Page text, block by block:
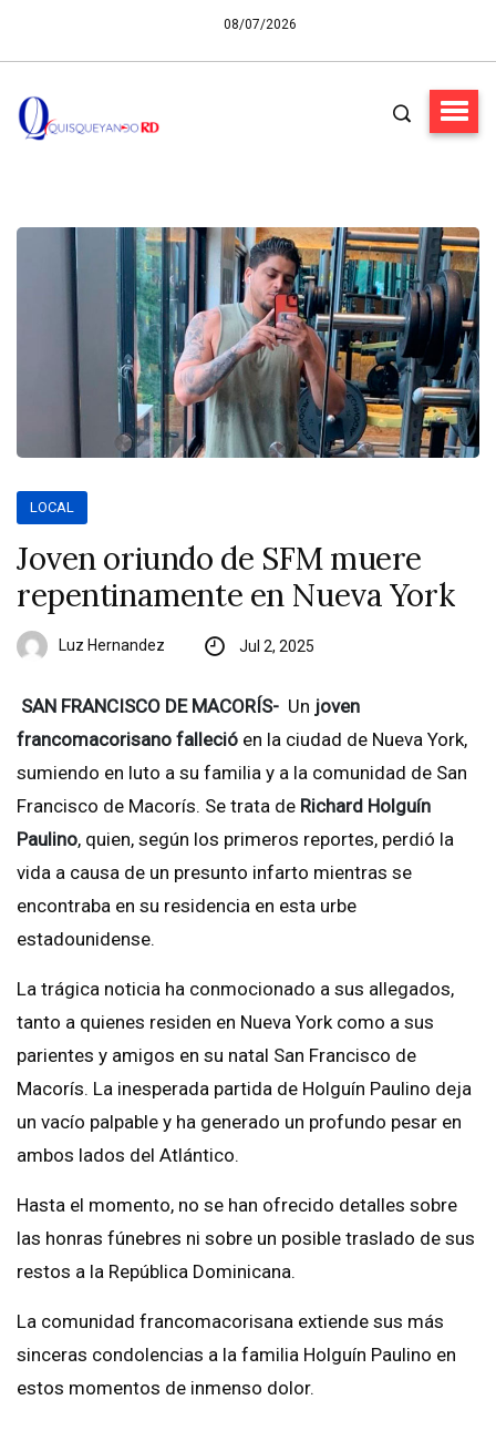
08/07/2026
LOCAL
Joven oriundo de SFM muere
repentinamente en Nueva York
Luz Hernandez Jul 2, 2025
SAN FRANCISCO DE MACORÍS- Un joven
francomacorisano falleció en la ciudad de Nueva York,
sumiendo en luto a su familia y a la comunidad de San
Francisco de Macorís. Se trata de Richard Holguín
Paulino, quien, según los primeros reportes, perdió la
vida a causa de un presunto infarto mientras se
encontraba en su residencia en esta urbe
estadounidense.
La trágica noticia ha conmocionado a sus allegados,
tanto a quienes residen en Nueva York como a sus
parientes y amigos en su natal San Francisco de
Macorís. La inesperada partida de Holguín Paulino deja
un vacío palpable y ha generado un profundo pesar en
ambos lados del Atlántico.
Hasta el momento, no se han ofrecido detalles sobre
las honras fúnebres ni sobre un posible traslado de sus
restos a la República Dominicana.
La comunidad francomacorisana extiende sus más
sinceras condolencias a la familia Holguín Paulino en
estos momentos de inmenso dolor.